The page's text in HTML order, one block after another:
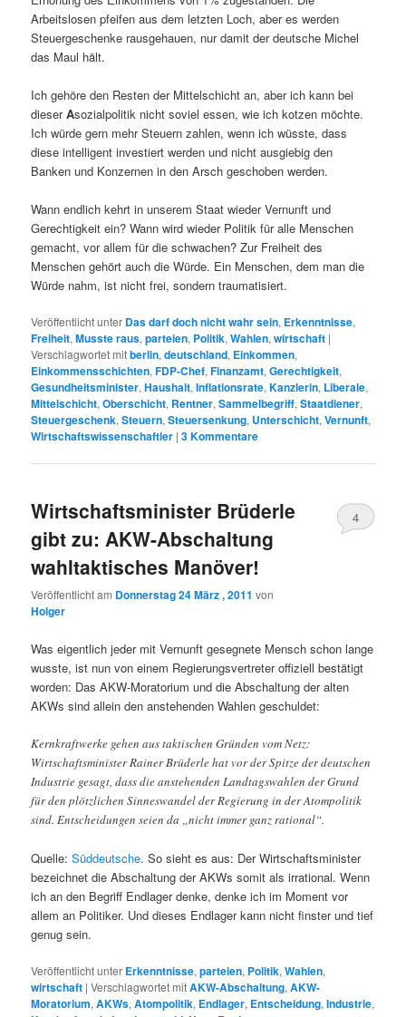
Arbeitslosen pfeifen aus dem letzten Loch, aber es werden
Steuergeschenke rausgehauen, nur damit der deutsche Michel
das Maul hält.
Ich gehöre den Resten der Mittelschicht an, aber ich kann bei
dieserAsozialpolitik nicht soviel essen, wie ich kotzen möchte.
Ich würde gern mehr Steuern zahlen, wenn ich wüsste, dass
diese intelligent investiert werden und nicht ausgiebig den
Banken und Konzernen in den Arsch geschoben werden.
Wann endlich kehrt in unserem Staat wieder Vernunft und
Gerechtigkeit ein? Wann wird wieder Politik für alle Menschen
gemacht, vor allem für die schwachen? Zur Freiheit des
Menschen gehört auch die Würde. Ein Menschen, dem man die
Würde nahm, ist nicht frei, sondern traumatisiert.
Veröffentlicht unter Das darf doch nicht wahr sein, Erkenntnisse,
Freiheit,Musste raus,parteien, Politik,Wahlen,wirtschaft |
Verschlagwortet mitberlin,deutschland, Einkommen,
Einkommensschichten,FDP-Chef,Finanzamt,Gerechtigkeit,
Gesundheitsminister,Haushalt,Inflationsrate,Kanzlerin, Liberale,
Mittelschicht,Oberschicht, Rentner,Sammelbegriff,Staatdiener,
Steuergeschenk,Steuern,Steuersenkung, Unterschicht,Vernunft,
Wirtschaftswissenschaftler |3Kommentare
Wirtschaftsminister Brüderle
gibt zu: AKW-Abschaltung
wahltaktisches Manöver!
Veröffentlicht am Donnerstag 24 März , 2011 von
Holger
4
Was eigentlich jeder mit Vernunft gesegnete Mensch schon lange
wusste, ist nun von einem Regierungsvertreter offiziell bestätigt
worden: Das AKW-Moratorium und die Abschaltung der alten
AKWs sind allein den anstehenden Wahlen geschuldet:
Kernkraftwerke gehen aus taktischen Gründen vom Netz:
Wirtschaftsminister Rainer Brüderle hat vor der Spitze der deutschen
Industrie gesagt, dass die anstehenden Landtagswahlen der Grund
für den plötzlichen Sinneswandel der Regierung in der Atompolitik
sind. Entscheidungen seien da „nicht immer ganz rational“.
Quelle:Süddeutsche. So sieht es aus: Der Wirtschaftsminister
bezeichnet die Abschaltung der AKWs somit als irrational. Wenn
ich an den Begriff Endlager denke, denke ich im Moment vor
allem an Politiker. Und dieses Endlager kann nicht finster und tief
genug sein.
Veröffentlicht unter Erkenntnisse,parteien, Politik,Wahlen,
wirtschaft |Verschlagwortet mitAKW-Abschaltung,AKW-
Moratorium,AKWs,Atompolitik, Endlager, Entscheidung,Industrie,